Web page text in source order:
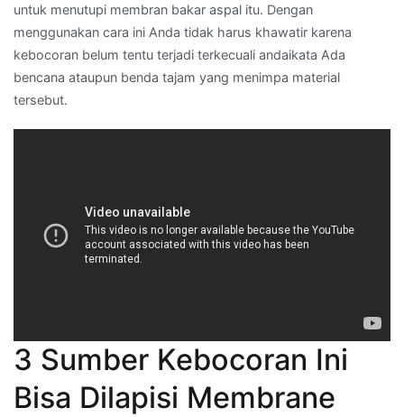
untuk menutupi membran bakar aspal itu. Dengan
menggunakan cara ini Anda tidak harus khawatir karena
kebocoran belum tentu terjadi terkecuali andaikata Ada
bencana ataupun benda tajam yang menimpa material
tersebut.
3 Sumber Kebocoran Ini
Bisa Dilapisi Membrane